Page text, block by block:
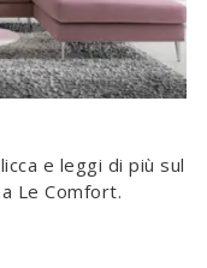
e leggi di più sul
Le Comfort.